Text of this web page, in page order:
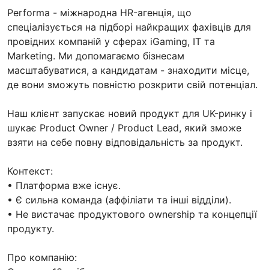
Performa - міжнародна HR-агенція, що
спеціалізується на підборі найкращих фахівців для
провідних компаній у сферах iGaming, IT та
Marketing. Ми допомагаємо бізнесам
масштабуватися, а кандидатам - знаходити місце,
де вони зможуть повністю розкрити свій потенціал.
Наш клієнт запускає новий продукт для UK-ринку і
шукає Product Owner / Product Lead, який зможе
взяти на себе повну відповідальність за продукт.
Контекст:
• Платформа вже існує.
• Є сильна команда (аффіліати та інші відділи).
• Не вистачає продуктового ownership та концепції
продукту.
Про компанію: